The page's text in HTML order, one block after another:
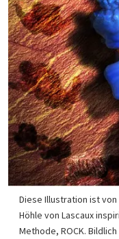
Diese Illustration ist
Höhle von Lascaux
Methode, ROCK.